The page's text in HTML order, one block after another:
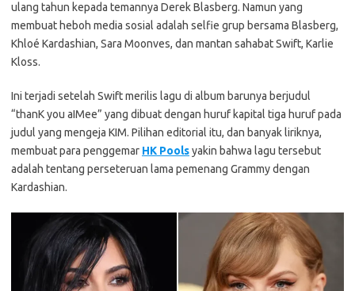
ulang tahun kepada temannya Derek Blasberg. Namun yang
membuat heboh media sosial adalah selfie grup bersama Blasberg,
Khloé Kardashian, Sara Moonves, dan mantan sahabat Swift, Karlie
Kloss.
Ini terjadi setelah Swift merilis lagu di album barunya berjudul
“thanK you aIMee” yang dibuat dengan huruf kapital tiga huruf pada
judul yang mengeja KIM. Pilihan editorial itu, dan banyak liriknya,
membuat para penggemar HK Poolsyakin bahwa lagu tersebut
adalah tentang perseteruan lama pemenang Grammy dengan
Kardashian.